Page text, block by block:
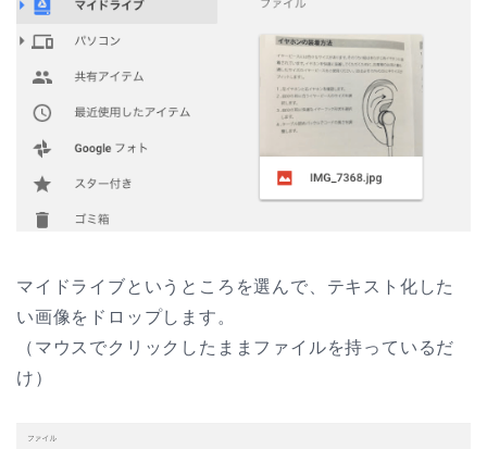
マイドライブというところを選んで、テキスト化した
い画像をドロップします。
（マウスでクリックしたままファイルを持っているだ
け）